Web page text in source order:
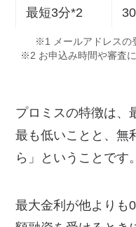
最短3分*2
※1 メールアドレスの
※2 お申込み時間や審査
プロミスの特徴は、
最も低いことと、無
ら」ということです。
最大金利が他よりも